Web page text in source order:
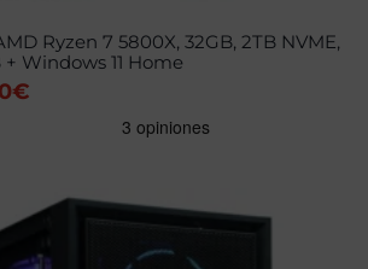
Ryzen 7 5800X, 32GB, 2TB NVME,
+ Windows 11 Home
€